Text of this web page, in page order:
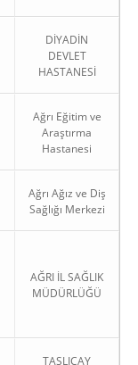
DİYADİN
DEVLET
HASTANESİ
Ağrı Eğitim ve
Araştırma
Hastanesi
Ağrı Ağız ve Diş
Sağlığı Merkezi
AĞRI İL SAĞLIK
MÜDÜRLÜĞÜ
TAŞLIÇAY